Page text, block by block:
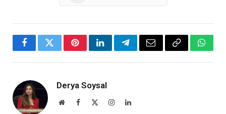
FacebookTwitterPinterestLinkedInTelegramEmail Copy
Derya Soysal
WebsiteFacebook InstagramLinkedIn